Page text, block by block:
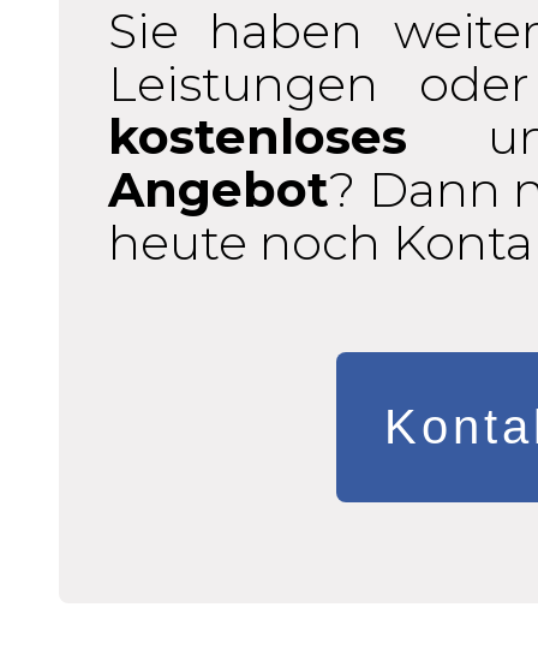
Sie haben
Leistungen
kostenloses
Angebot? Dann
heute noch